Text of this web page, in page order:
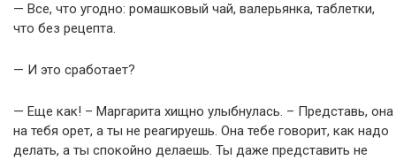
— Все, что угодно: ромашковый чай, валерьянка, таблетки,
что без рецепта.
— И это сработает?
— Еще как! – Маргарита хищно улыбнулась. – Представь, она
на тебя орет, а ты не реагируешь. Она тебе говорит, как надо
делать, а ты спокойно делаешь. Ты даже представить не